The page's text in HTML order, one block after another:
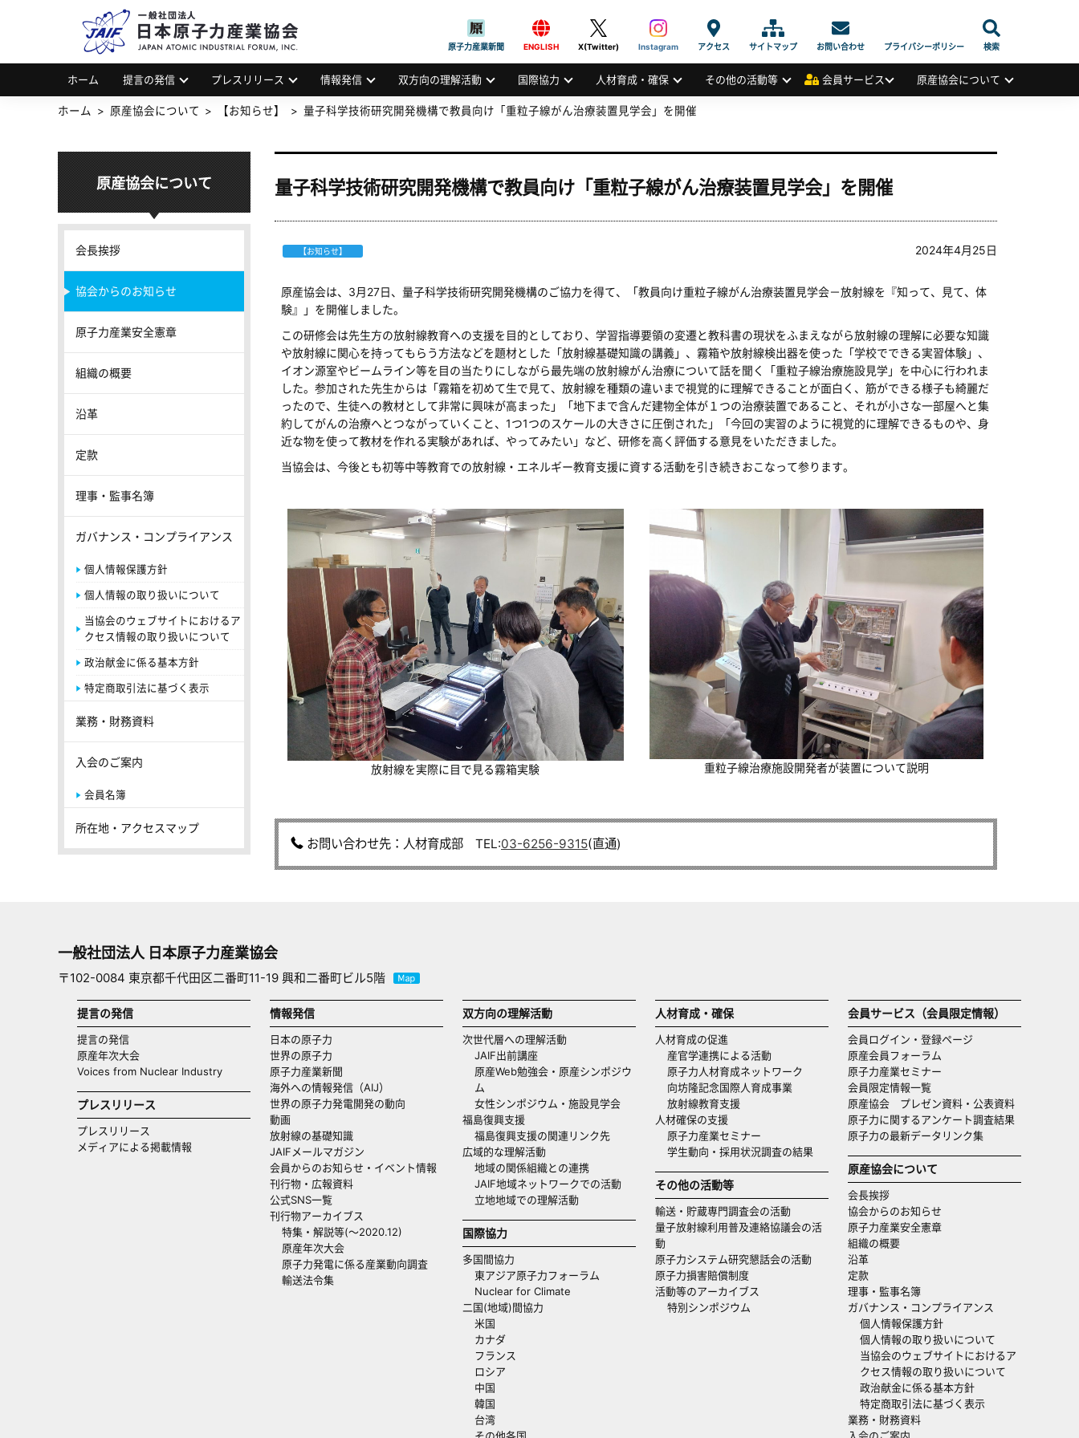
JAPAN ATOMIC INDUSTRIAL FORUM, INC.
原子力産業新聞 ENGLISH X(Twitter) Instagram アクセス サイトマップ お問い合わせ プライバシーポリシー 検索
ホーム 提言の発信 プレスリリース 情報発信 双方向の理解活動 国際協力 人材育成・確保 その他の活動等 会員サービス 原産協会について
ホーム 原産協会について 【お知らせ】 量子科学技術研究開発機構で教員向け「重粒子線がん治療装置見学会」を開催
量子科学技術研究開発機構で教員向け「重粒子線がん治療装置見学会」を開催
【お知らせ】 2024年4月25日
原産協会は、3月27日、量子科学技術研究開発機構のご協力を得て、「教員向け重粒子線がん治療装置見学会－放射線を『知って、見て、体
験』」を開催しました。
この研修会は先生方の放射線教育への支援を目的としており、学習指導要領の変遷と教科書の現状をふまえながら放射線の理解に必要な知識
や放射線に関心を持ってもらう方法などを題材とした「放射線基礎知識の講義」、霧箱や放射線検出器を使った「学校でできる実習体験」、
イオン源室やビームライン等を目の当たりにしながら最先端の放射線がん治療について話を聞く「重粒子線治療施設見学」を中心に行われま
した。参加された先生からは「霧箱を初めて生で見て、放射線を種類の違いまで視覚的に理解できることが面白く、筋ができる様子も綺麗だ
ったので、生徒への教材として非常に興味が高まった」「地下まで含んだ建物全体が１つの治療装置であること、それが小さな一部屋へと集
約してがんの治療へとつながっていくこと、1つ1つのスケールの大きさに圧倒された」「今回の実習のように視覚的に理解できるものや、身
近な物を使って教材を作れる実験があれば、やってみたい」など、研修を高く評価する意見をいただきました。
当協会は、今後とも初等中等教育での放射線・エネルギー教育支援に資する活動を引き続きおこなって参ります。
放射線を実際に目で見る霧箱実験 重粒子線治療施設開発者が装置について説明
お問い合わせ先：人材育成部 TEL:03-6256-9315(直通)
原産協会について
会長挨拶
協会からのお知らせ
原子力産業安全憲章
組織の概要
沿革
定款
理事・監事名簿
ガバナンス・コンプライアンス
個人情報保護方針
個人情報の取り扱いについて
当協会のウェブサイトにおけるア
クセス情報の取り扱いについて
政治献金に係る基本方針
特定商取引法に基づく表示
業務・財務資料
入会のご案内
会員名簿
所在地・アクセスマップ
一般社団法人 日本原子力産業協会
〒102-0084 東京都千代田区二番町11-19 興和二番町ビル5階
提言の発信
提言の発信
原産年次大会
Voices from Nuclear Industry
プレスリリース
プレスリリース
メディアによる掲載情報
情報発信
日本の原子力
世界の原子力
原子力産業新聞
海外への情報発信（AIJ）
世界の原子力発電開発の動向
動画
放射線の基礎知識
JAIFメールマガジン
会員からのお知らせ・イベント情報
刊行物・広報資料
公式SNS一覧
刊行物アーカイブス
特集・解説等(～2020.12)
原産年次大会
原子力発電に係る産業動向調査
輸送法令集
双方向の理解活動
次世代層への理解活動
JAIF出前講座
原産Web勉強会・原産シンポジウ
ム
女性シンポジウム・施設見学会
福島復興支援
福島復興支援の関連リンク先
広域的な理解活動
地域の関係組織との連携
JAIF地域ネットワークでの活動
立地地域での理解活動
国際協力
多国間協力
東アジア原子力フォーラム
Nuclear for Climate
二国(地域)間協力
米国
カナダ
フランス
ロシア
中国
韓国
台湾
その他各国
人材育成・確保
人材育成の促進
産官学連携による活動
原子力人材育成ネットワーク
向坊隆記念国際人育成事業
放射線教育支援
人材確保の支援
原子力産業セミナー
学生動向・採用状況調査の結果
その他の活動等
輸送・貯蔵専門調査会の活動
量子放射線利用普及連絡協議会の活
動
原子力システム研究懇話会の活動
原子力損害賠償制度
活動等のアーカイブス
特別シンポジウム
会員サービス（会員限定情報）
会員ログイン・登録ページ
原産会員フォーラム
原子力産業セミナー
会員限定情報一覧
原産協会 プレゼン資料・公表資料
原子力に関するアンケート調査結果
原子力の最新データリンク集
原産協会について
会長挨拶
協会からのお知らせ
原子力産業安全憲章
組織の概要
沿革
定款
理事・監事名簿
ガバナンス・コンプライアンス
個人情報保護方針
個人情報の取り扱いについて
当協会のウェブサイトにおけるア
クセス情報の取り扱いについて
政治献金に係る基本方針
特定商取引法に基づく表示
業務・財務資料
入会のご案内